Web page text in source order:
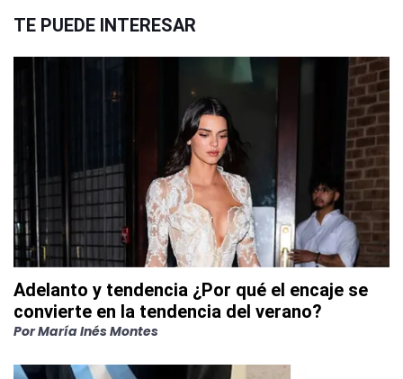
TE PUEDE INTERESAR
Adelanto y tendencia ¿Por qué el encaje se
convierte en la tendencia del verano?
PorMaría Inés Montes